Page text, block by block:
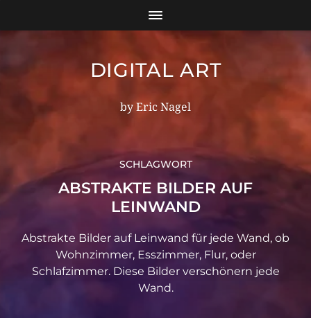
DIGITAL ART
by Eric Nagel
SCHLAGWORT
ABSTRAKTE BILDER AUF
LEINWAND
Abstrakte Bilder auf Leinwand für jede Wand, ob
Wohnzimmer, Esszimmer, Flur, oder
Schlafzimmer. Diese Bilder verschönern jede
Wand.